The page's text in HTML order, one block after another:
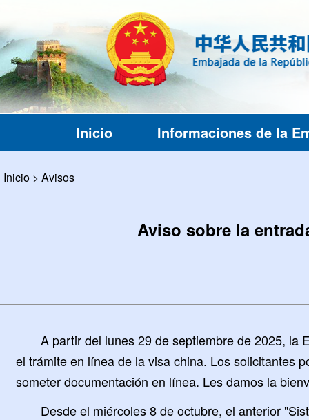
Inicio Informaciones de la
Inicio > Avisos
Aviso sobre la
A partir del lunes 29 de septiembre de 2025, la
el trámite en línea de la visa china. Los solicitantes
someter documentación en línea. Les damos la
Desde el miércoles 8 de octubre, el anterior